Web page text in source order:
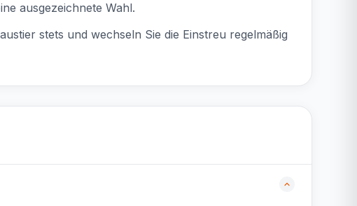
ausgezeichnete Wahl.
stets und wechseln Sie die Einstreu regelmäßig